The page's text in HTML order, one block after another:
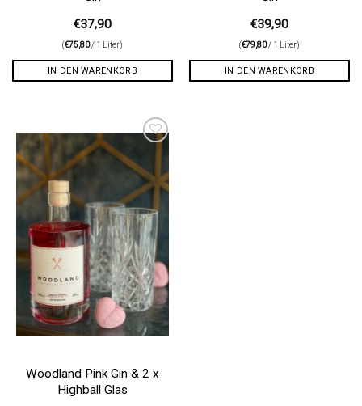
€37,90
(€75,80/ 1 Liter)
IN DEN WARENKORB
€39,90
(€79,80/ 1 Liter)
IN DEN WARENKORB
Auf die
Wunschliste
Woodland Pink Gin & 2 x
Highball Glas